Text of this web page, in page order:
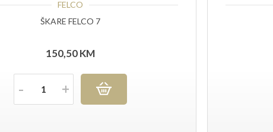
FELCO
ŠKARE FELCO 7
150,50KM
Količina